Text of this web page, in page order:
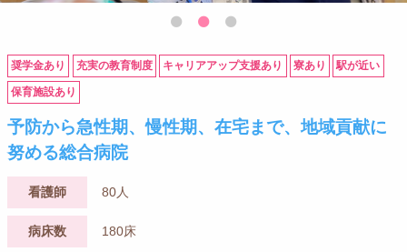
奨学金あり 充実の教育制度 キャリアアップ支援あり 寮あり 駅が近い
保育施設あり
予防から急性期、慢性期、在宅まで、地域貢献に
努める総合病院
看護師 80人
病床数 180床